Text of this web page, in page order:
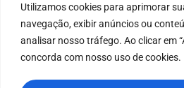
Utilizamos cookies para aprimorar
navegação, exibir anúncios ou
analisar nosso tráfego. Ao clicar em
concorda com nosso uso de cookies.